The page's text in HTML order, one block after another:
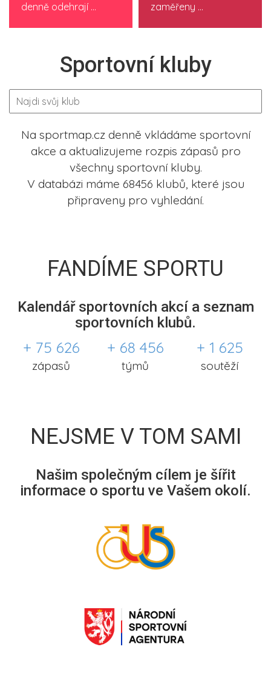
denně odehrají ...
zaměřeny ...
Sportovní kluby
Na sportmap.cz denně vkládáme sportovní
akce a aktualizujeme rozpis zápasů pro
všechny sportovní kluby.
V databázi máme 68456 klubů, které jsou
připraveny pro vyhledání.
FANDÍME SPORTU
Kalendář sportovních akcí a seznam
sportovních klubů.
+ 75 626
zápasů
+ 68 456
týmů
+ 1 625
soutěží
NEJSME V TOM SAMI
Našim společným cílem je šířit
informace o sportu ve Vašem okolí.